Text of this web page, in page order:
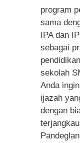
program
sama
IPA dan
sebagai
sekolah
Anda
ijazah
dengan